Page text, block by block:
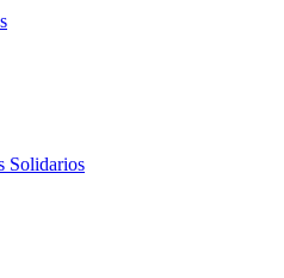
Solidarios